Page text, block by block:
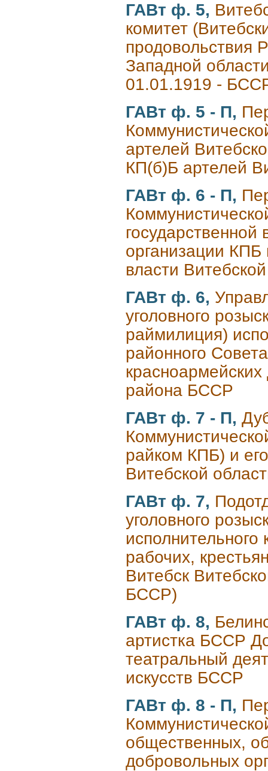
ГАВт ф. 5,
комитет
продовольствия
Западной
01.01.1919 -
ГАВт ф. 5 - П,
артелей
КП(б)Б артелей
ГАВт ф. 6 - П,
организации КПБ
власти
ГАВт ф. 6,
уголовного
раймилиция)
районного
района БССР
ГАВт ф. 7 - П,
райком КПБ) и
Витебской
ГАВт ф. 7,
уголовного
исполнительного
рабочих,
Витебск
БССР)
ГАВт ф. 8,
артистка БССР
театральный
искусств БССР
ГАВт ф. 8 - П,
общественных,
добровольных